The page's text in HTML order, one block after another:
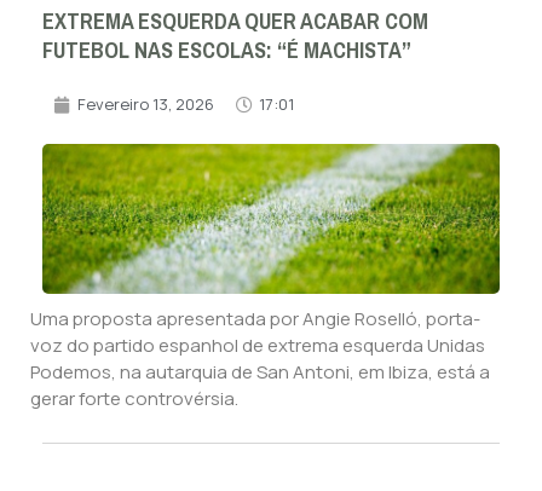
EXTREMA ESQUERDA QUER ACABAR COM
FUTEBOL NAS ESCOLAS: “É MACHISTA”
Fevereiro 13, 2026 17:01
Uma proposta apresentada por Angie Roselló, porta-
voz do partido espanhol de extrema esquerda Unidas
Podemos, na autarquia de San Antoni, em Ibiza, está a
gerar forte controvérsia.